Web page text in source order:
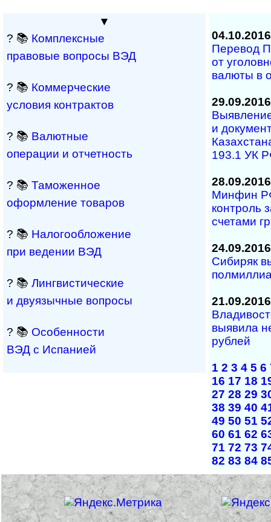
▼
? 📚 Комплексные
правовые вопросы ВЭД
? 📚 Коммерческие
условия контрактов
? 📚 Валютные
операции и отчетность
? 📚 Таможенное
оформление товаров
? 📚 Налогообложение
при ведении ВЭД
? 📚 Лингвистические
и двуязычные вопросы
? 📚 Особенности
ВЭД с Испанией
04.10.2016
Перевод
от
валюты в
29.09.2016
и
193.1 УК
28.09.2016
Минфин
контроль
счетами
24.09.2016
Сибиряк
21.09.2016
выявила
рублей
1 2 3 4 5 6
16 17 18
27 28 29
38 39 40
49 50 51
60 61 62
71 72 73
82 83 84